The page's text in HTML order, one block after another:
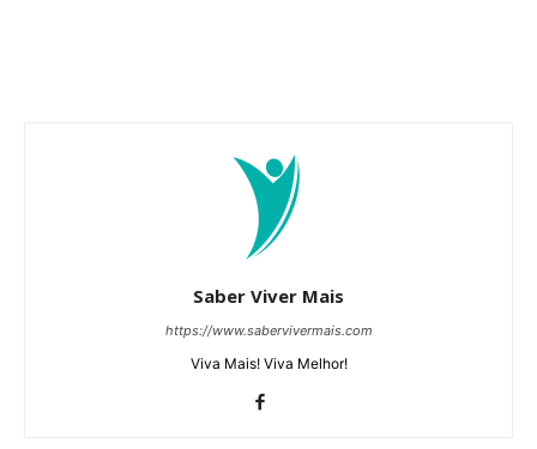
Saber Viver Mais
https://www.sabervivermais.com
Viva Mais! Viva Melhor!